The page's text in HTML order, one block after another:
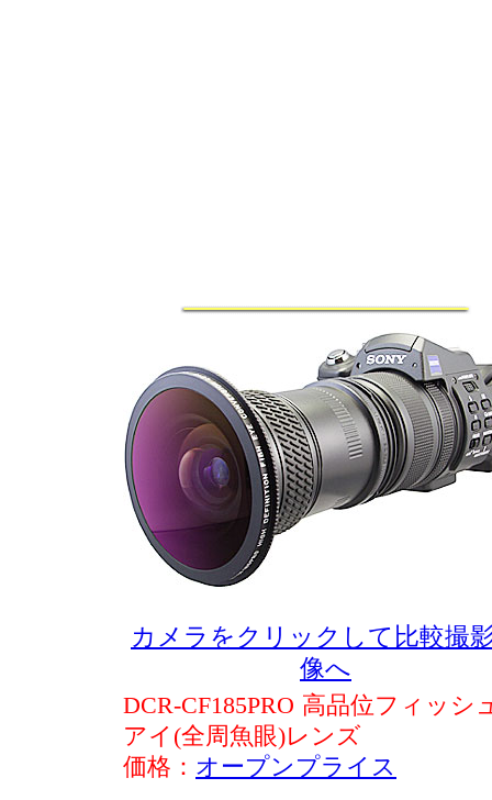
カメラをクリックして比較撮
像へ
DCR-CF185PRO 高品位フィッシ
アイ(全周魚眼)レンズ
価格： オープンプライス